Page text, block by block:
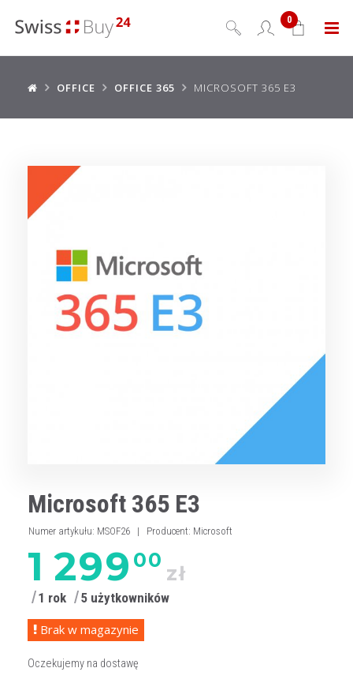
Menu
0
OFFICE OFFICE 365 MICROSOFT 365 E3
Microsoft 365 E3
Numer artykułu: MSOF26 | Producent: Microsoft
1 299 00
zł
1 rok
5 użytkowników
Brak w magazynie
Oczekujemy na dostawę